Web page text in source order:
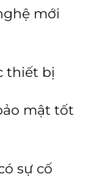
mới
thiết bị
mật tốt
sự cố